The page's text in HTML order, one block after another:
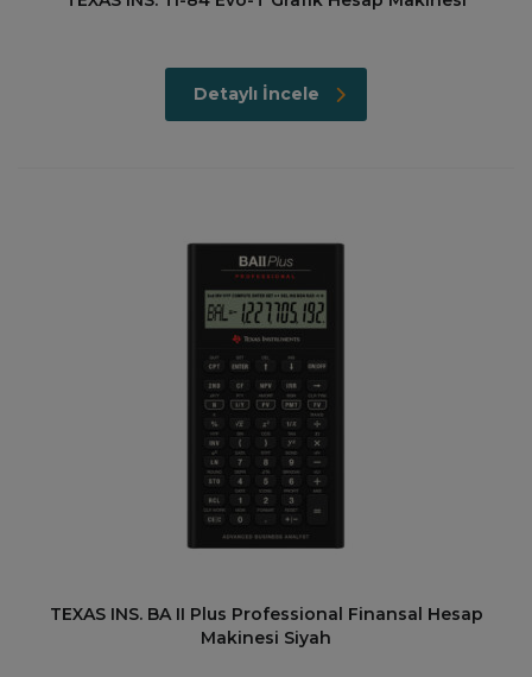
Detaylı İncele
TEXAS INS. BA II Plus Professional Finansal Hesap
Makinesi Siyah